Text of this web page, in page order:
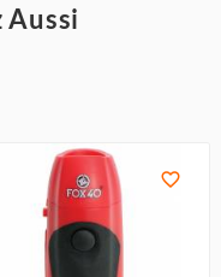
Aussi
